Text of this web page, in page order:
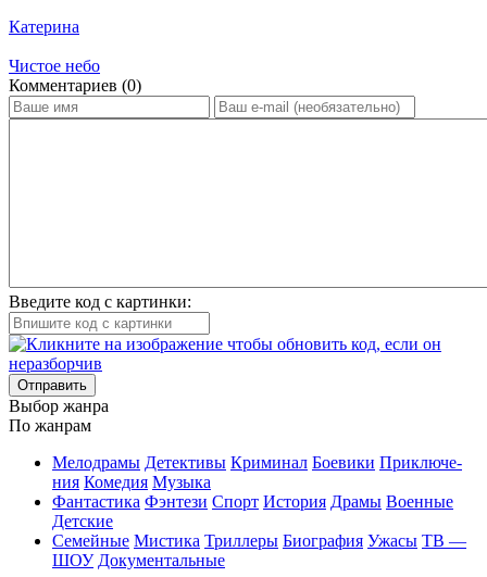
Катерина
Чистое небо
Ком­мен­та­ри­ев (0)
Введите код с картинки:
Отправить
Вы­бор жан­ра
По жан­рам
Ме­ло­дра­мы Де­тек­ти­вы Кри­ми­нал Бое­ви­ки При­клю­че­
ния Ко­ме­дия Му­зы­ка
Фан­та­сти­ка Фэн­те­зи Спорт Ис­то­рия Дра­мы Во­ен­ные
Дет­ские
Се­мей­ные Мис­ти­ка Трил­ле­ры Био­гра­фия Ужа­сы ТВ —
ШОУ До­ку­мен­таль­ные